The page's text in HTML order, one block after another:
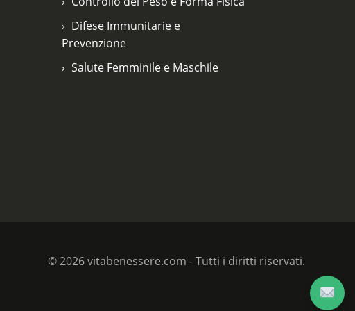
Difese Immunitarie e
Prevenzione
Salute Femminile e Maschile
© 2026 vitabenessere.com - Tutti i diritti riservati.